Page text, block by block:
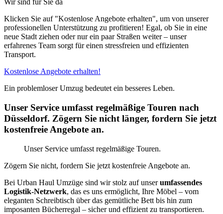
Wir sind für Sie da
Klicken Sie auf "Kostenlose Angebote erhalten", um von unserer
professionellen Unterstützung zu profitieren! Egal, ob Sie in eine
neue Stadt ziehen oder nur ein paar Straßen weiter – unser
erfahrenes Team sorgt für einen stressfreien und effizienten
Transport.
Kostenlose Angebote erhalten!
Ein problemloser Umzug bedeutet ein besseres Leben.
Unser Service umfasst regelmäßige Touren nach
Düsseldorf. Zögern Sie nicht länger, fordern Sie jetzt
kostenfreie Angebote an.
Unser Service umfasst regelmäßige Touren.
Zögern Sie nicht, fordern Sie jetzt kostenfreie Angebote an.
Bei Urban Haul Umzüge sind wir stolz auf unserumfassendes
Logistik-Netzwerk, das es uns ermöglicht, Ihre Möbel – vom
eleganten Schreibtisch über das gemütliche Bett bis hin zum
imposanten Bücherregal – sicher und effizient zu transportieren.